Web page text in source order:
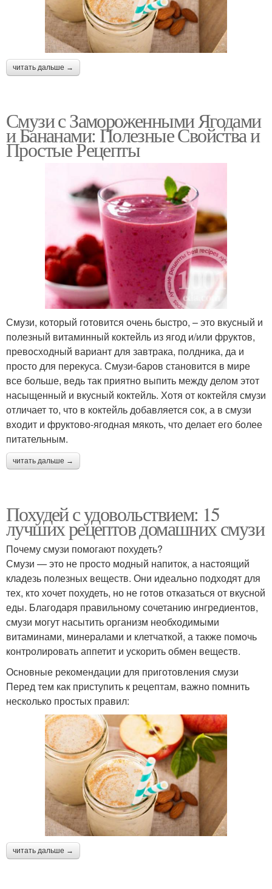
читать дальше →
Смузи с Замороженными Ягодами
и Бананами: Полезные Свойства и
Простые Рецепты
Смузи, который готовится очень быстро, – это вкусный и
полезный витаминный коктейль из ягод и/или фруктов,
превосходный вариант для завтрака, полдника, да и
просто для перекуса. Смузи-баров становится в мире
все больше, ведь так приятно выпить между делом этот
насыщенный и вкусный коктейль. Хотя от коктейля смузи
отличает то, что в коктейль добавляется сок, а в смузи
входит и фруктово-ягодная мякоть, что делает его более
питательным.
читать дальше →
Похудей с удовольствием: 15
лучших рецептов домашних смузи
Почему смузи помогают похудеть?
Смузи — это не просто модный напиток, а настоящий
кладезь полезных веществ. Они идеально подходят для
тех, кто хочет похудеть, но не готов отказаться от вкусной
еды. Благодаря правильному сочетанию ингредиентов,
смузи могут насытить организм необходимыми
витаминами, минералами и клетчаткой, а также помочь
контролировать аппетит и ускорить обмен веществ.
Основные рекомендации для приготовления смузи
Перед тем как приступить к рецептам, важно помнить
несколько простых правил:
читать дальше →